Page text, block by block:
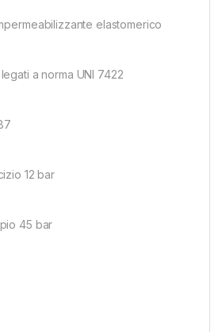
elastomerico
a norma UNI 7422
12 bar
45 bar